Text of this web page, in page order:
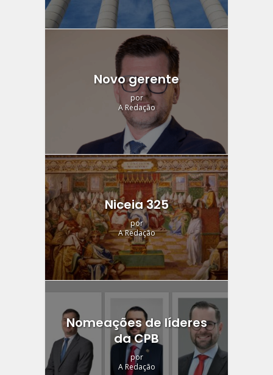
Novo gerente
por
A Redação
Niceia 325
por
A Redação
Nomeações de líderes
da CPB
por
A Redação